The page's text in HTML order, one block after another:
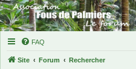
FAQ
Site Forum Rechercher